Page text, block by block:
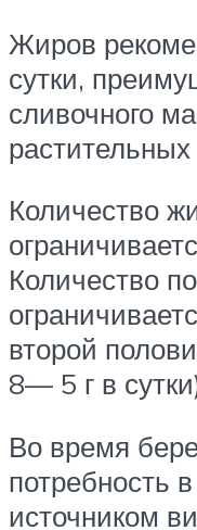
Жиров
сутки,
сливочного
Количество
Количество
второй
8— 5 г в
Во время
потребность
источником